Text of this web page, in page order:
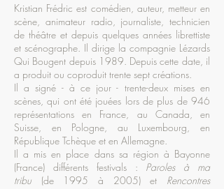
Kristian Frédric est comédien, auteur, metteur en
scène, animateur radio, journaliste, technicien
de théâtre et depuis quelques années librettiste
et scénographe. Il dirige la compagnie Lézards
Qui Bougent depuis 1989. Depuis cette date, il
a produit ou coproduit trente sept créations.
Il a signé - à ce jour - trente-deux mises en
scènes, qui ont été jouées lors de plus de 946
représentations en France, au Canada, en
Suisse, en Pologne, au Luxembourg, en
République Tchèque et en Allemagne.
Il a mis en place dans sa région à Bayonne
(France) différents festivals : Paroles à ma
tribu (de 1995 à 2005) et Rencontres